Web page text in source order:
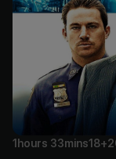
1hours 33mins18+